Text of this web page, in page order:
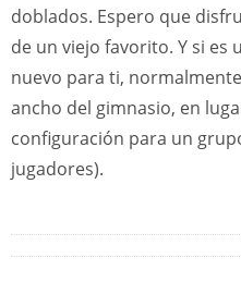
doblados. Espero que
de un viejo favorito. Y si
nuevo para ti,
ancho del gimnasio, en
configuración para un
jugadores).